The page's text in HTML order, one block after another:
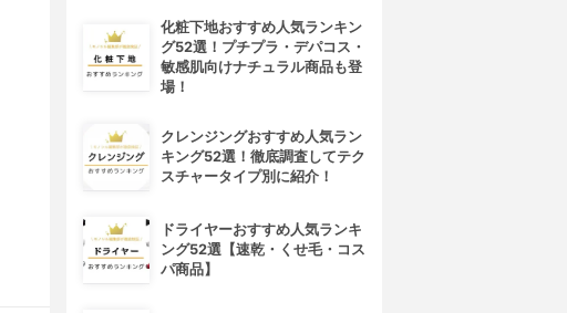
化粧下地おすすめ人気ランキン
グ52選！プチプラ・デパコス・
敏感肌向けナチュラル商品も登
場！
クレンジングおすすめ人気ラン
キング52選！徹底調査してテク
スチャータイプ別に紹介！
ドライヤーおすすめ人気ランキ
ング52選【速乾・くせ毛・コス
パ商品】